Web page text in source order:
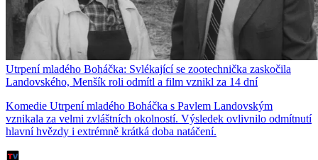
Utrpení mladého Boháčka: Svlékající se zootechnička zaskočila
Landovského, Menšík roli odmítl a film vznikl za 14 dní
Komedie Utrpení mladého Boháčka s Pavlem Landovským
vznikala za velmi zvláštních okolností. Výsledek ovlivnilo odmítnutí
hlavní hvězdy i extrémně krátká doba natáčení.